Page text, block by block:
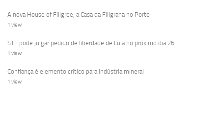
A nova House of Filigree, a Casa da Filigrana no Porto
1 view
STF pode julgar pedido de liberdade de Lula no próximo dia 26
1 view
Confiança é elemento crítico para indústria mineral
1 view